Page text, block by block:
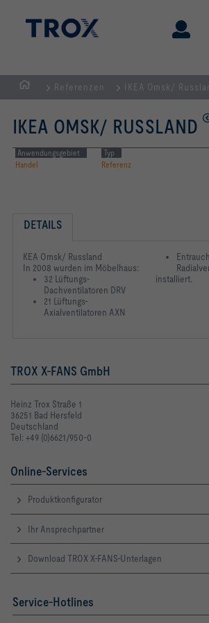
Home
Referenzen IKEA Omsk/
IKEA OMSK/ RUSSLAND
Anwendungsgebiet
Handel
Typ
Referenz
DETAILS
KEA Omsk/ Russland
In 2008 wurden im Möbelhaus:
32 Lüftungs-
Dachventilatoren DRV
21 Lüftungs-
Axialventilatoren AXN
installiert.
TROX X-FANS GmbH
Heinz Trox Straße 1
36251 Bad Hersfeld
Deutschland
Tel: +49 (0)6621/950-0
Online-Services
Produktkonfigurator
Ihr Ansprechpartner
Download TROX X-FANS-Unterlagen
Service-Hotlines